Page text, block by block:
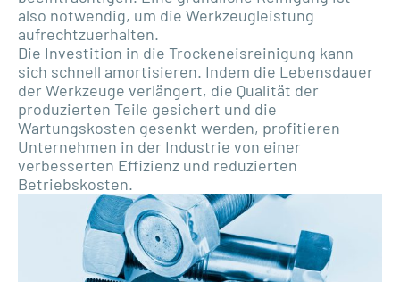
also notwendig, um die Werkzeugleistung
aufrechtzuerhalten.
Die Investition in die Trockeneisreinigung kann
sich schnell amortisieren. Indem die Lebensdauer
der Werkzeuge verlängert, die Qualität der
produzierten Teile gesichert und die
Wartungskosten gesenkt werden, profitieren
Unternehmen in der Industrie von einer
verbesserten Effizienz und reduzierten
Betriebskosten.